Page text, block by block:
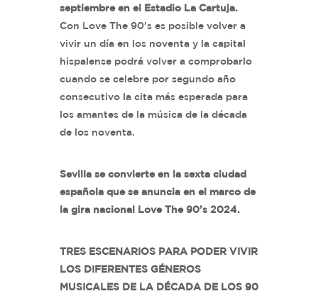
septiembre en el Estadio La Cartuja.
Con Love The 90’s es posible volver a
vivir un día en los noventa y la capital
hispalense podrá volver a comprobarlo
cuando se celebre por segundo año
consecutivo la cita más esperada para
los amantes de la música de la década
de los noventa.
Sevilla se convierte en la sexta ciudad
española que se anuncia en el marco de
la gira nacional Love The 90’s 2024.
TRES ESCENARIOS PARA PODER VIVIR
LOS DIFERENTES GÉNEROS
MUSICALES DE LA DÉCADA DE LOS 90